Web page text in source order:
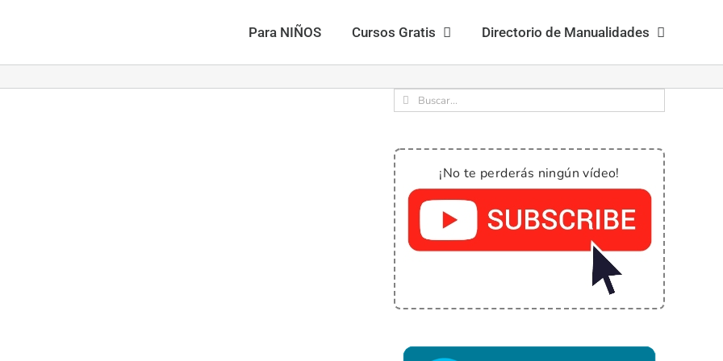
Para NIÑOS Cursos Gratis Directorio de Manualidades
Buscar:
¡No te perderás ningún vídeo!